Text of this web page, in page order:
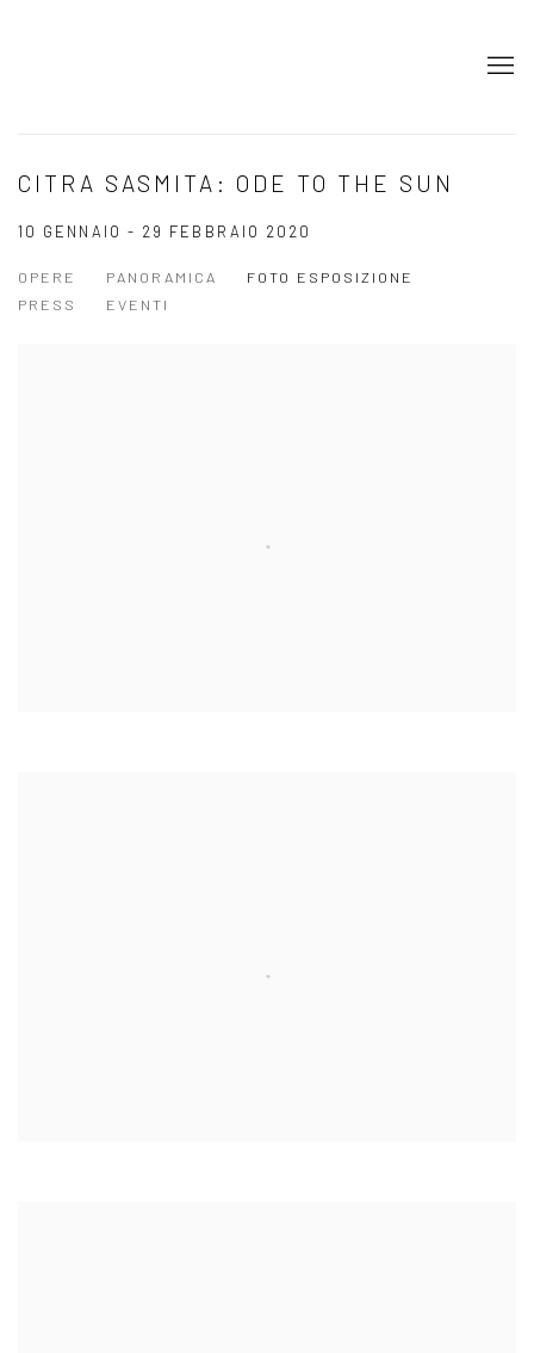
CITRA SASMITA: ODE TO THE SUN
10 GENNAIO - 29 FEBBRAIO 2020
OPERE PANORAMICA
FOTO ESPOSIZIONE
PRESS
EVENTI